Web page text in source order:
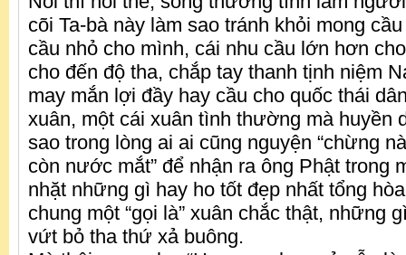
cõi Ta-bà này làm sao tránh khỏi mong
cầu nhỏ cho mình, cái nhu cầu lớn hơn
cho đến độ tha, chắp tay thanh tịnh niệm
may mắn lợi đầy hay cầu cho quốc thái
xuân, một cái xuân tình thường mà huyền
sao trong lòng ai ai cũng nguyện “chừng
còn nước mắt” để nhận ra ông Phật trong
nhặt những gì hay ho tốt đẹp nhất tổng
chung một “gọi là” xuân chắc thật, những
vứt bỏ tha thứ xả buông.